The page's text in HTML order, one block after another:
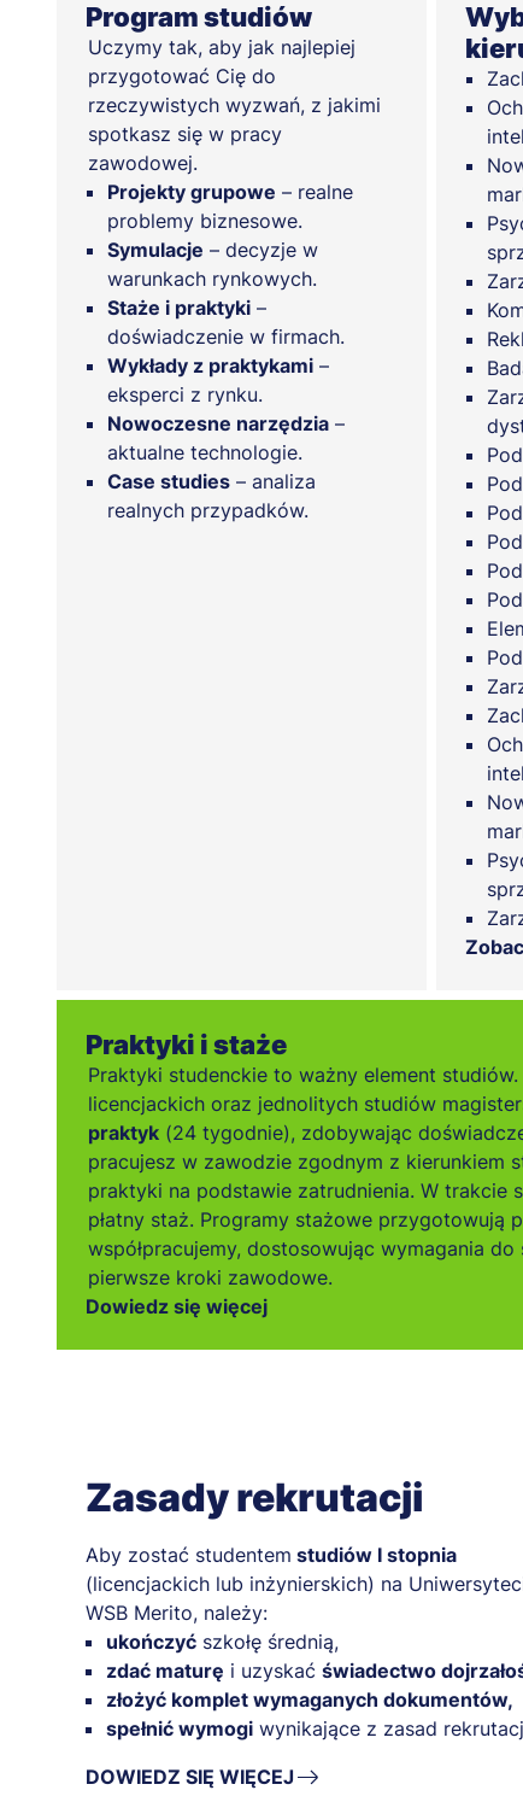
Program studiów
Uczymy tak, aby jak najlepiej
przygotować Cię do
rzeczywistych wyzwań, z jakimi
spotkasz się w pracy
zawodowej.
Projekty grupowe – realne
problemy biznesowe.
Symulacje – decyzje w
warunkach rynkowych.
Staże i praktyki –
doświadczenie w firmach.
Wykłady z praktykami –
eksperci z rynku.
Nowoczesne narzędzia –
aktualne technologie.
Case studies – analiza
realnych przypadków.
Praktyki i staże
Praktyki studenckie to ważny element
licencjackich oraz jednolitych studiów
praktyk (24 tygodnie), zdobywając
pracujesz w zawodzie zgodnym z kierunkiem
praktyki na podstawie zatrudnienia. W trakcie
płatny staż. Programy stażowe przygotowują
współpracujemy, dostosowując wymagania do
pierwsze kroki zawodowe.
Dowiedz się więcej
Zasady rekrutacji
Aby zostać studentem studiów I stopnia
(licencjackich lub inżynierskich) na
WSB Merito, należy:
ukończyć szkołę średnią,
zdać maturę i uzyskać świadectwo
złożyć komplet wymaganych dokumentów,
spełnić wymogi wynikające z zasad
DOWIEDZ SIĘ WIĘCEJ